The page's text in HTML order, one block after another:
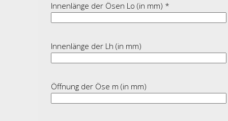
Innenlänge der Ösen Lo (in mm) *
Innenlänge der Lh (in mm)
Öffnung der Öse m (in mm)